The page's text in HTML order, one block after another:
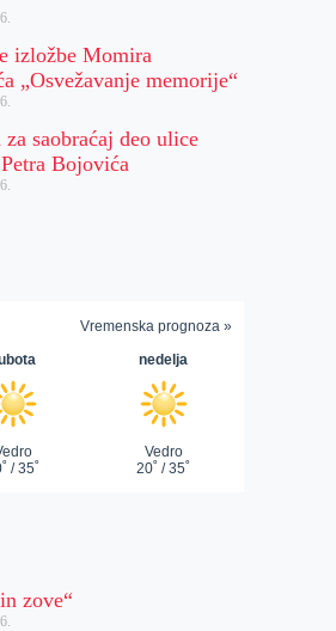
izložbe Momira
„Osvežavanje memorije“
za saobraćaj deo ulice
Bojovića
zove“